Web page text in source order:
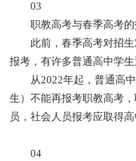
03
职教高考与春季高考
此前，春季高考对招
报考，有许多普通高中学生
从2022年起，普通高
生）不能再报考职教高考
员，社会人员报考应取得
04